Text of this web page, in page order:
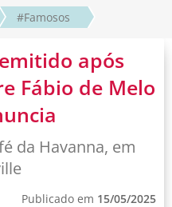
#Famosos
após
Fábio de Melo
da Havanna, em
Publicado em 15/05/2025